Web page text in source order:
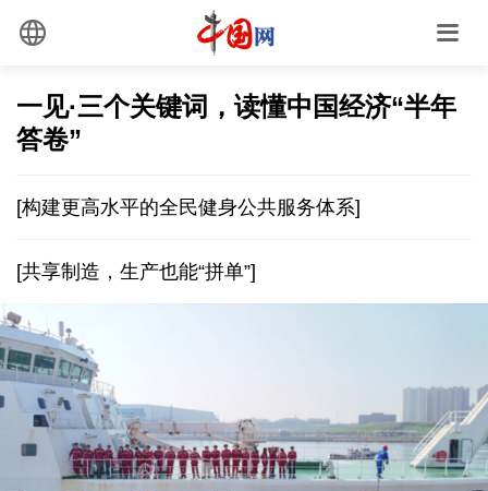
一见·三个关键词，读懂中国经济“半年
答卷”
[构建更高水平的全民健身公共服务体系]
[共享制造，生产也能“拼单”]